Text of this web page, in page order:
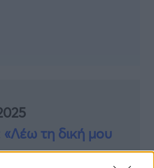
τη δική μου